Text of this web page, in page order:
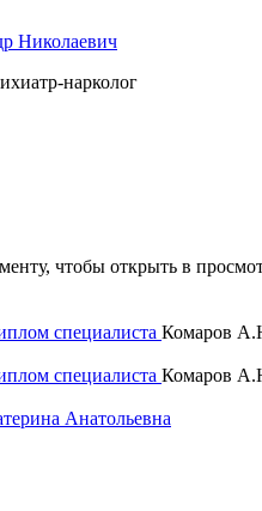
Николаевич
нарколог
чтобы открыть в
Комаров
Комаров